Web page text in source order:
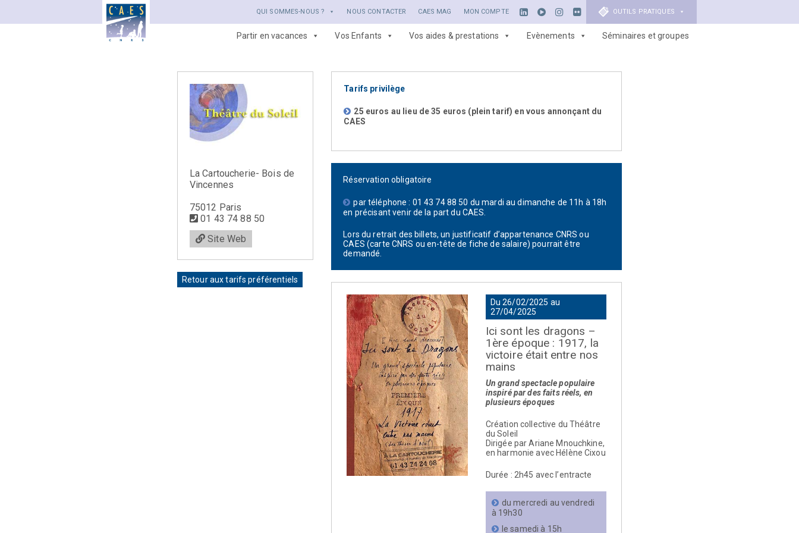
QUI SOMMES-NOUS ? NOUS CONTACTER CAES MAG MON COMPTE OUTILS PRATIQUES
Partir en vacances Vos Enfants Vos aides & prestations Evènements Séminaires et groupes
La Cartoucherie- Bois de
Vincennes
75012 Paris
01 43 74 88 50
Site Web
Retour aux tarifs préférentiels
Tarifs privilège
25 euros au lieu de 35 euros (plein tarif) en vous annonçant du
CAES
Réservation obligatoire
par téléphone : 01 43 74 88 50 du mardi au dimanche de 11h à 18h
en précisant venir de la part du CAES.
Lors du retrait des billets, un justificatif d’appartenance CNRS ou
CAES (carte CNRS ou en-tête de fiche de salaire) pourrait être
demandé.
Du 26/02/2025 au
27/04/2025
Ici sont les dragons –
1ère époque : 1917, la
victoire était entre nos
mains
Un grand spectacle populaire
inspiré par des faits réels, en
plusieurs époques
Création collective du Théâtre
du Soleil
Dirigée par Ariane Mnouchkine,
en harmonie avec Hélène Cixou
Durée : 2h45 avec l’entracte
du mercredi au vendredi
à 19h30
le samedi à 15h